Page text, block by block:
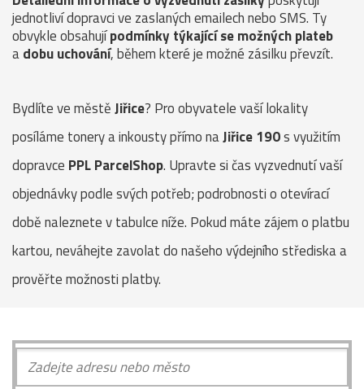
jednotliví dopravci ve zaslaných emailech nebo SMS. Ty
obvykle obsahujípodmínky týkající se možných plateb
adobu uchování, během které je možné zásilku převzít.
Bydlíte ve městěJiřice? Pro obyvatele vaší lokality
posíláme tonery a inkousty přímo naJiřice 190s využitím
dopravce PPL ParcelShop. Upravte si čas vyzvednutí vaší
objednávky podle svých potřeb; podrobnosti o otevírací
době naleznete v tabulce níže. Pokud máte zájem o platbu
kartou, neváhejte zavolat do našeho výdejního střediska a
prověřte možnosti platby.